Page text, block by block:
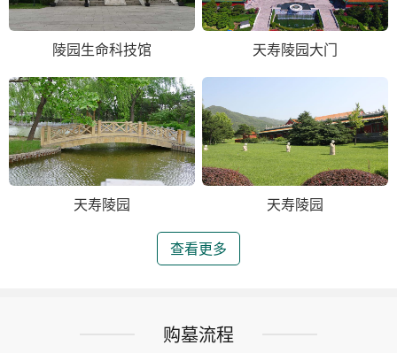
陵园生命科技馆 天寿陵园大门
天寿陵园 天寿陵园
查看更多
购墓流程